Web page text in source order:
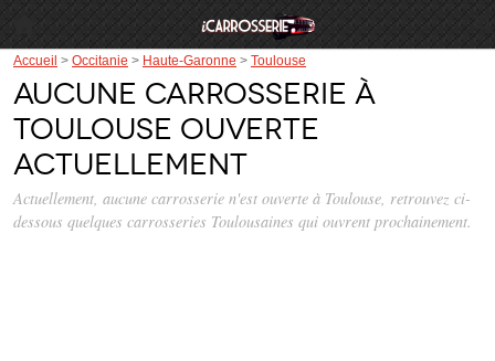
Accueil > Occitanie > Haute-Garonne > Toulouse
Aucune carrosserie à
Toulouse ouverte
actuellement
Actuellement, aucune carrosserie n'est ouverte à Toulouse, retrouvez ci-
dessous quelques carrosseries Toulousaines qui ouvrent prochainement.